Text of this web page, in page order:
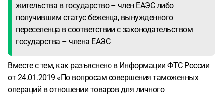
жительства в государство – член ЕАЭС либо
получившим статус беженца, вынужденного
переселенца в соответствии с законодательством
государства – члена ЕАЭС.
Вместе с тем, как разъяснено в Информации ФТС России
от 24.01.2019 «По вопросам совершения таможенных
операций в отношении товаров для личного